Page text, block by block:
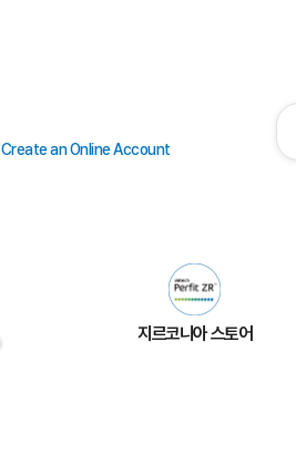
Create an Online Account
지르코니아 스토어